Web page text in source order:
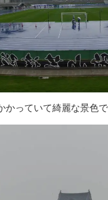
かっていて綺麗な景色で